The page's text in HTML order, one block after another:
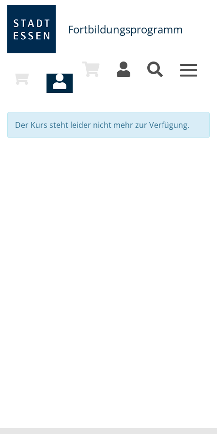
Fortbildungsprogramm
Toggle
Der Kurs steht leider nicht mehr zur Verfügung.